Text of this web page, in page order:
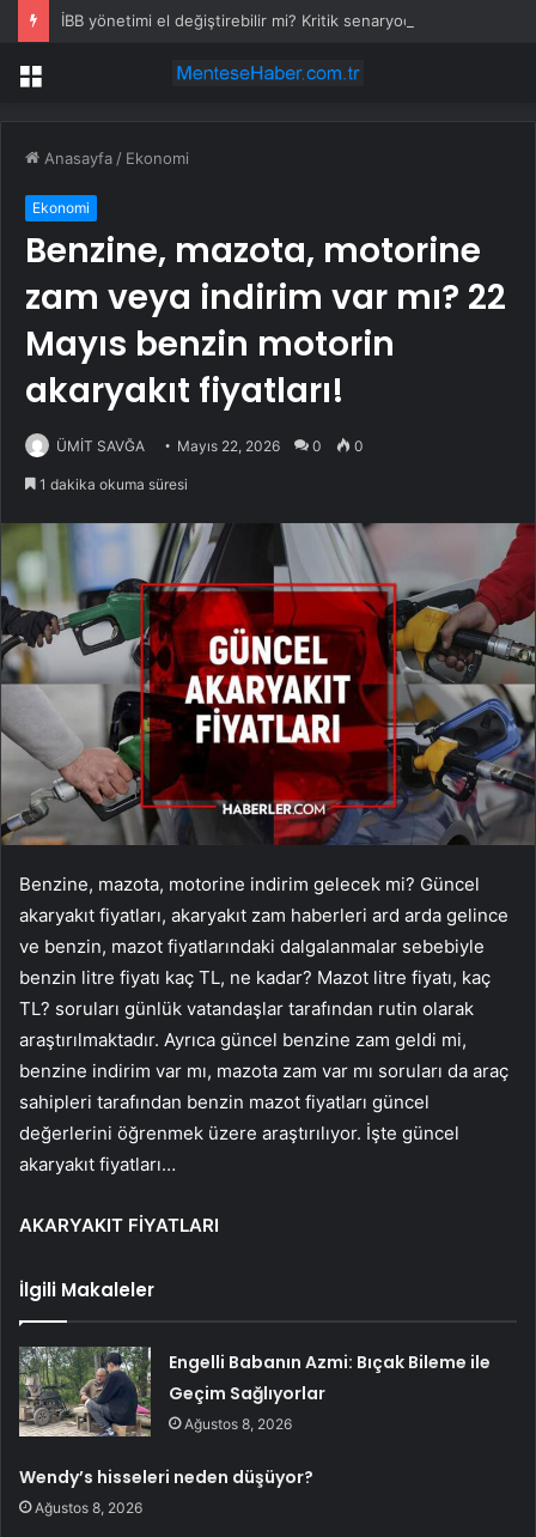
Menü
Anasayfa / Ekonomi
Ekonomi
Benzine, mazota, motorine
zam veya indirim var mı? 22
Mayıs benzin motorin
akaryakıt fiyatları!
ÜMİT SAVĞA Mayıs 22, 2026 0 0
1 dakika okuma süresi
Benzine, mazota, motorine indirim gelecek mi? Güncel
akaryakıt fiyatları, akaryakıt zam haberleri ard arda gelince
ve benzin, mazot fiyatlarındaki dalgalanmalar sebebiyle
benzin litre fiyatı kaç TL, ne kadar? Mazot litre fiyatı, kaç
TL? soruları günlük vatandaşlar tarafından rutin olarak
araştırılmaktadır. Ayrıca güncel benzine zam geldi mi,
benzine indirim var mı, mazota zam var mı soruları da araç
sahipleri tarafından benzin mazot fiyatları güncel
değerlerini öğrenmek üzere araştırılıyor. İşte güncel
akaryakıt fiyatları…
AKARYAKIT FİYATLARI
İlgili Makaleler
Engelli Babanın Azmi: Bıçak Bileme ile
Geçim Sağlıyorlar
Ağustos 8, 2026
Wendy’s hisseleri neden düşüyor?
Ağustos 8, 2026